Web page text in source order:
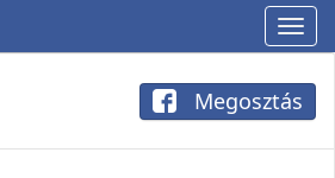
Megosztás